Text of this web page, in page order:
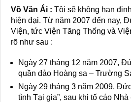
Võ Văn Ái : Tôi sẽ không hạn
hiện đại. Từ năm 2007 đến nay,
Viện, tức Viện Tăng Thống và
rõ như sau :
Ngày 27 tháng 12 năm 2007,
quần đảo Hoàng sa – Trường
Ngày 29 tháng 3 năm 2009,
tình Tại gia”, sau khi tố cáo